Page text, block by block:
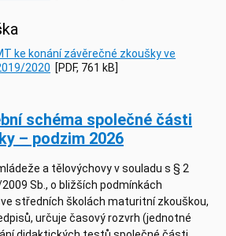
ke konání závěrečné zkoušky ve
2020 [PDF, 761 kB]
schéma společné části
– podzim 2026
a tělovýchovy v souladu s § 2
Sb., o bližších podmínkách
středních školách maturitní zkouškou,
určuje časový rozvrh (jednotné